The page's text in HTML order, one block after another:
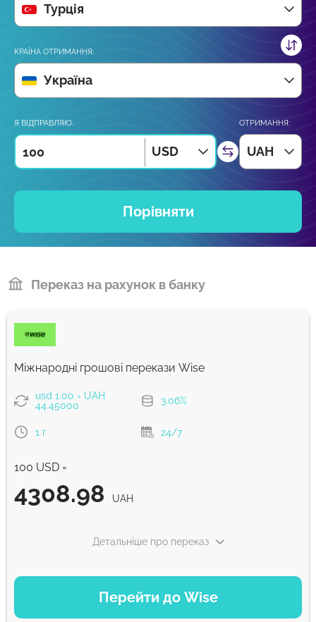
Турція
КРАЇНА ОТРИМАННЯ:
Україна
Я ВІДПРАВЛЯЮ:
USD
ОТРИМАННЯ:
UAH
Порівняти
Переказ на рахунок в банку
Міжнародні грошові перекази Wise
usd 1.00 = UAH
44.45000
3.06%
1 г 24/7
100 USD =
4308.98 UAH
Перейти до Wise
Детальніше про переказ
ВАРІАНТИ ОПЛАТИ
Сплатити карткою